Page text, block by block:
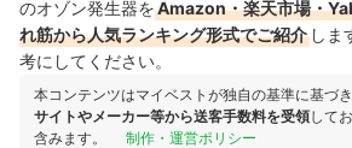
のオゾン発生器をAmazon・楽天市場・
れ筋から人気ランキング形式でご紹介 しま
考にしてください。
本コンテンツはマイベストが独自の基準に基づ
サイトやメーカー等から送客手数料を受領して
含みます。
制作・運営ポリシー